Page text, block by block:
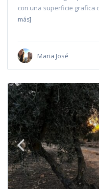
con una superficie grafica
más]
Maria José